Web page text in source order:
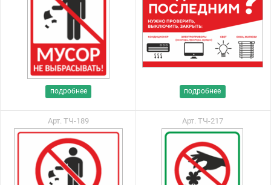
подробнее подробнее
Арт. ТЧ-189 Арт. ТЧ-217